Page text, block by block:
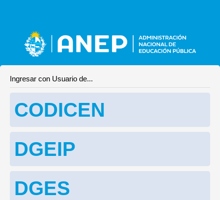
Ingresar con Usuario de...
CODICEN
DGEIP
DGES